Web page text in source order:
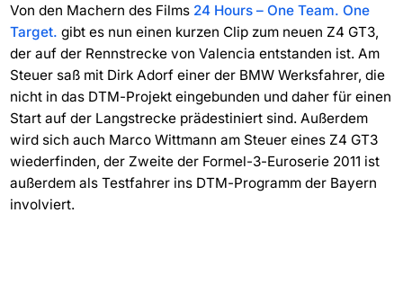
Von den Machern des Films 24 Hours – One Team. One
Target. gibt es nun einen kurzen Clip zum neuen Z4 GT3,
der auf der Rennstrecke von Valencia entstanden ist. Am
Steuer saß mit Dirk Adorf einer der BMW Werksfahrer, die
nicht in das DTM-Projekt eingebunden und daher für einen
Start auf der Langstrecke prädestiniert sind. Außerdem
wird sich auch Marco Wittmann am Steuer eines Z4 GT3
wiederfinden, der Zweite der Formel-3-Euroserie 2011 ist
außerdem als Testfahrer ins DTM-Programm der Bayern
involviert.